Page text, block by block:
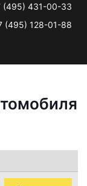
(495) 431-00-33
(495) 128-01-88